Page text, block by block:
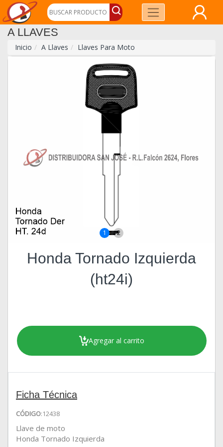
A LLAVES
Inicio A Llaves Llaves Para Moto
1 2
Honda Tornado Izquierda
(ht24i)
Agregar al carrito
Ficha Técnica
CÓDIGO:12438
Llave de moto
Honda Tornado Izquierda